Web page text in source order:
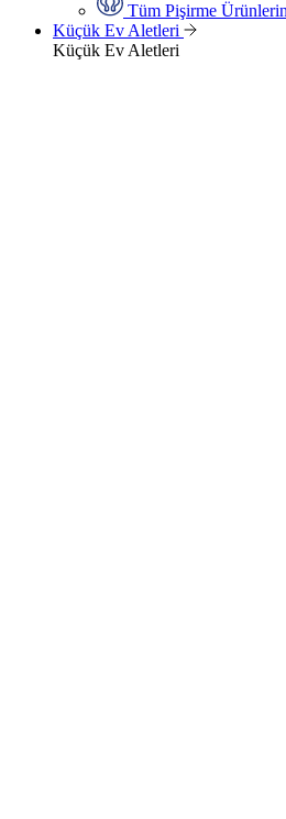
Tüm Pişirme
Küçük Ev Aletleri
Küçük Ev Aletleri